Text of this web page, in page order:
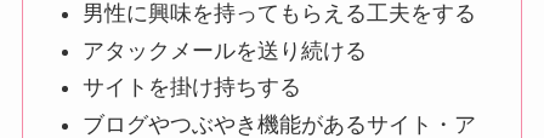
男性に興味を持ってもらえる工夫をする
アタックメールを送り続ける
サイトを掛け持ちする
ブログやつぶやき機能があるサイト・ア